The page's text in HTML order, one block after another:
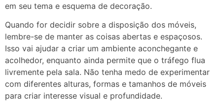
em seu tema e esquema de decoração.
Quando for decidir sobre a disposição dos móveis,
lembre-se de manter as coisas abertas e espaçosos.
Isso vai ajudar a criar um ambiente aconchegante e
acolhedor, enquanto ainda permite que o tráfego flua
livremente pela sala. Não tenha medo de experimentar
com diferentes alturas, formas e tamanhos de móveis
para criar interesse visual e profundidade.